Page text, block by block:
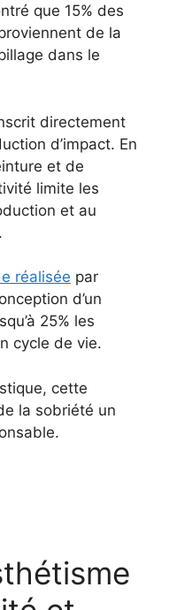
que 15% des
de la
dans le
directement
d’impact. En
et de
limite les
et au
réalisée par
d’un
25% les
cycle de vie.
cette
la sobriété un